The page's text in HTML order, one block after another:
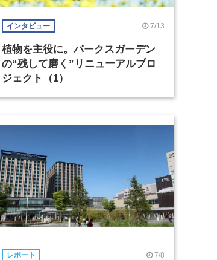
インタビュー 7/13
植物を主役に。パークスガーデン
の“残して磨く”リニューアルプロ
ジェクト（1）
レポート 7/8